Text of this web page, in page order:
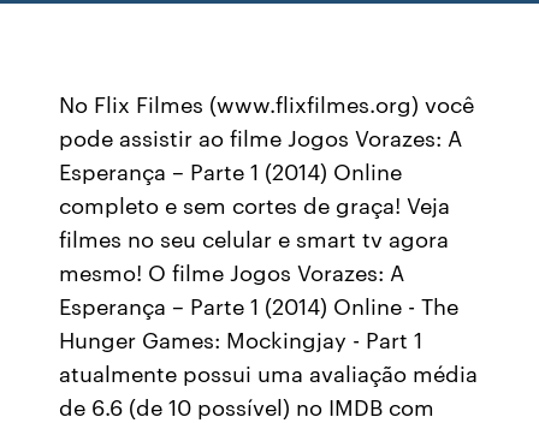
No Flix Filmes (www.flixfilmes.org) você
pode assistir ao filme Jogos Vorazes: A
Esperança – Parte 1 (2014) Online
completo e sem cortes de graça! Veja
filmes no seu celular e smart tv agora
mesmo! O filme Jogos Vorazes: A
Esperança – Parte 1 (2014) Online - The
Hunger Games: Mockingjay - Part 1
atualmente possui uma avaliação média
de 6.6 (de 10 possível) no IMDB com